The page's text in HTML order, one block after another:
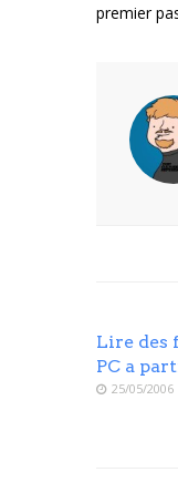
premier
Lire des
PC a
25/05/2006